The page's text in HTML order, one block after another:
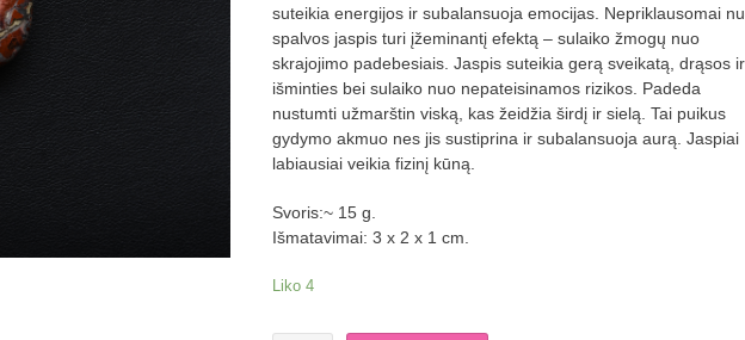
suteikia energijos ir subalansuoja emocijas. Nepriklausomai
spalvos jaspis turi įžeminantį efektą – sulaiko žmogų nuo
skrajojimo padebesiais. Jaspis suteikia gerą sveikatą, drąsos ir
išminties bei sulaiko nuo nepateisinamos rizikos. Padeda
nustumti užmarštin viską, kas žeidžia širdį ir sielą. Tai puikus
gydymo akmuo nes jis sustiprina ir subalansuoja aurą. Jaspiai
labiausiai veikia fizinį kūną.
Svoris:~ 15 g.
Išmatavimai: 3 x 2 x 1 cm.
Liko 4